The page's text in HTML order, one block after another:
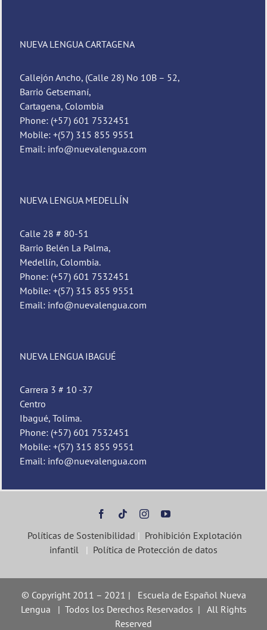
NUEVA LENGUA CARTAGENA
Callejón Ancho, (Calle 28) No 10B – 52,
Barrio Getsemaní,
Cartagena, Colombia
Phone: (+57) 601 7532451
Mobile: +(57) 315 855 9551
Email: info@nuevalengua.com
NUEVA LENGUA MEDELLÍN
Calle 28 # 80-51
Barrio Belén La Palma,
Medellín, Colombia.
Phone: (+57) 601 7532451
Mobile: +(57) 315 855 9551
Email: info@nuevalengua.com
NUEVA LENGUA IBAGUÉ
Carrera 3 # 10 -37
Centro
Ibagué, Tolima.
Phone: (+57) 601 7532451
Mobile: +(57) 315 855 9551
Email: info@nuevalengua.com
Políticas de Sostenibilidad | Prohibición Explotación
infantil | Política de Protección de datos
© Copyright 2011 – 2021 | Escuela de Español Nueva
Lengua | Todos los Derechos Reservados | All Rights
Reserved